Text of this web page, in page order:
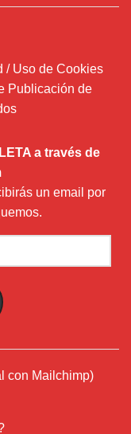
/ Uso de Cookies
Publicación de
a través de
un email por
con Mailchimp)